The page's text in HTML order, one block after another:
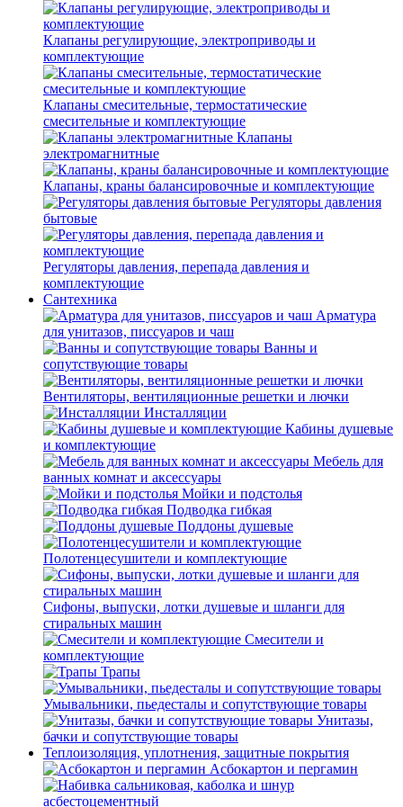
Клапаны регулирующие, электроприводы и
комплектующие
Клапаны смесительные, термостатические
смесительные и комплектующие
Клапаны
электромагнитные
Клапаны, краны балансировочные и комплектующие
Регуляторы давления
бытовые
Регуляторы давления, перепада давления и
комплектующие
Сантехника
Арматура
для унитазов, писсуаров и чаш
Ванны и
сопутствующие товары
Вентиляторы, вентиляционные решетки и лючки
Инсталляции
Кабины душевые
и комплектующие
Мебель для
ванных комнат и аксессуары
Мойки и подстолья
Подводка гибкая
Поддоны душевые
Полотенцесушители и комплектующие
Сифоны, выпуски, лотки душевые и шланги для
стиральных машин
Смесители и
комплектующие
Трапы
Умывальники, пьедесталы и сопутствующие товары
Унитазы,
бачки и сопутствующие товары
Теплоизоляция, уплотнения, защитные покрытия
Асбокартон и пергамин